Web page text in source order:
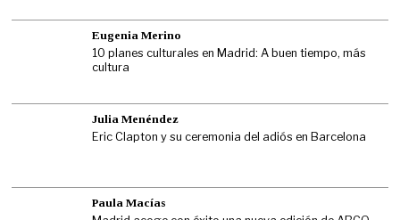
Eugenia Merino
10 planes culturales en Madrid: A buen tiempo, más
cultura
Julia Menéndez
Eric Clapton y su ceremonia del adiós en Barcelona
Paula Macías